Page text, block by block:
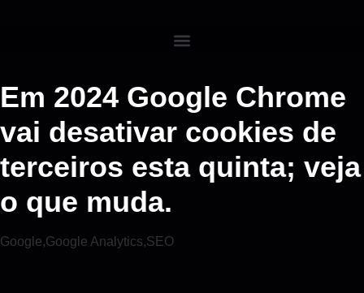
Em 2024 Google Chrome
vai desativar cookies de
terceiros esta quinta; veja
o que muda.
Google,Google Analytics,SEO